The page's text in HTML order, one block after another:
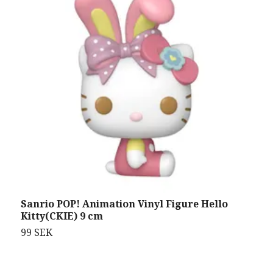
Sanrio POP! Animation Vinyl Figure Hello
Kitty(CKIE) 9 cm
99 SEK